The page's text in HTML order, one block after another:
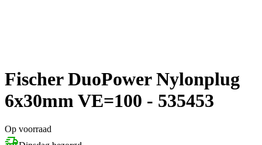
Fischer DuoPower Nylonplug
6x30mm VE=100 - 535453
Op voorraad